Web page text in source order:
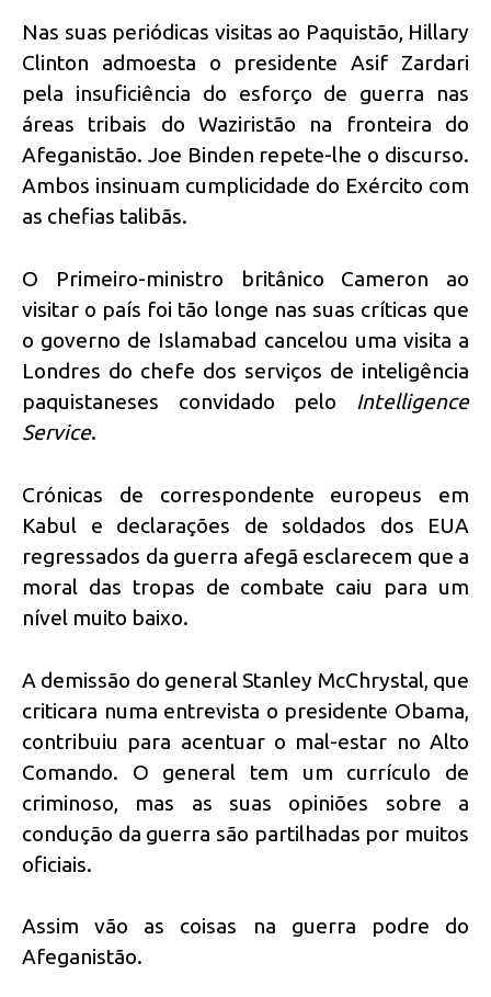
Nas suas periódicas visitas ao Paquistão, Hillary
Clinton admoesta o presidente Asif Zardari
pela insuficiência do esforço de guerra nas
áreas tribais do Waziristão na fronteira do
Afeganistão. Joe Binden repete-lhe o discurso.
Ambos insinuam cumplicidade do Exército com
as chefias talibãs.
O Primeiro-ministro britânico Cameron ao
visitar o país foi tão longe nas suas críticas que
o governo de Islamabad cancelou uma visita a
Londres do chefe dos serviços de inteligência
paquistaneses convidado pelo Intelligence
Service.
Crónicas de correspondente europeus em
Kabul e declarações de soldados dos EUA
regressados da guerra afegã esclarecem que a
moral das tropas de combate caiu para um
nível muito baixo.
A demissão do general Stanley McChrystal, que
criticara numa entrevista o presidente Obama,
contribuiu para acentuar o mal-estar no Alto
Comando. O general tem um currículo de
criminoso, mas as suas opiniões sobre a
condução da guerra são partilhadas por muitos
oficiais.
Assim vão as coisas na guerra podre do
Afeganistão.